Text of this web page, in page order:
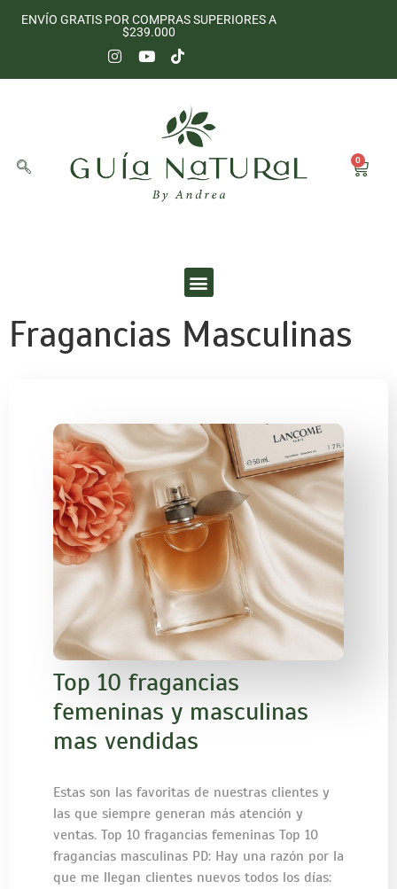
ENVÍO GRATIS POR COMPRAS SUPERIORES A
$239.000
0
Fragancias Masculinas
Top 10 fragancias
femeninas y masculinas
mas vendidas
Estas son las favoritas de nuestras clientes y
las que siempre generan más atención y
ventas. Top 10 fragancias femeninas Top 10
fragancias masculinas PD: Hay una razón por la
que me llegan clientes nuevos todos los días: